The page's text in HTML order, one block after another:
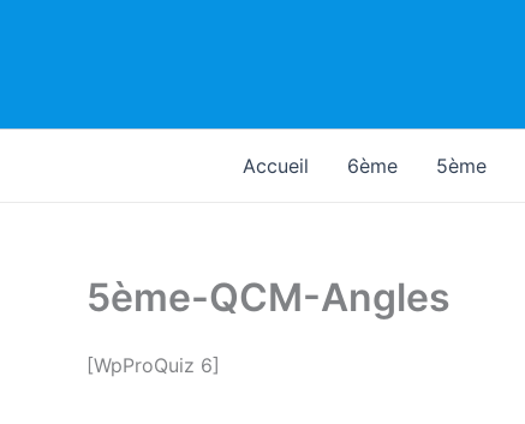
Accueil 6ème 5ème
5ème-QCM-Angles
[WpProQuiz 6]